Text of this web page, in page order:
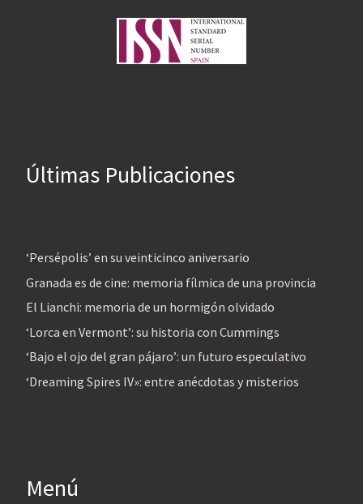
Últimas Publicaciones
‘Persépolis’ en su veinticinco aniversario
Granada es de cine: memoria fílmica de una provincia
El Lianchi: memoria de un hormigón olvidado
‘Lorca en Vermont’: su historia con Cummings
‘Bajo el ojo del gran pájaro’: un futuro especulativo
‘Dreaming Spires IV»: entre anécdotas y misterios
Menú